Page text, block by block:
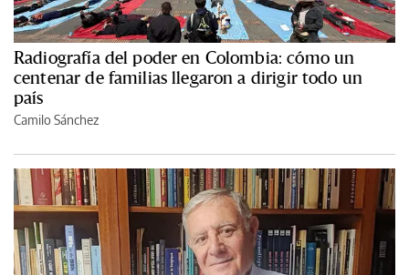
Radiografía del poder en Colombia: cómo un
centenar de familias llegaron a dirigir todo un
país
Camilo Sánchez